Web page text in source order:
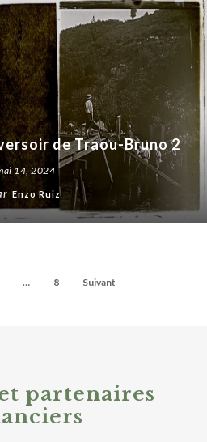
de Traou-Bruno 2
14, 2024
Enzo Ruiz
… 8 Suivant
partenaires